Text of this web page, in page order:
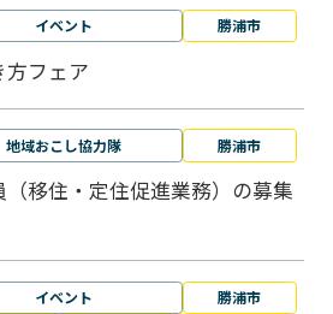
イベント 勝浦市
方フェア
地域おこし協力隊 勝浦市
移住・定住促進業務）の募集
イベント
勝浦市